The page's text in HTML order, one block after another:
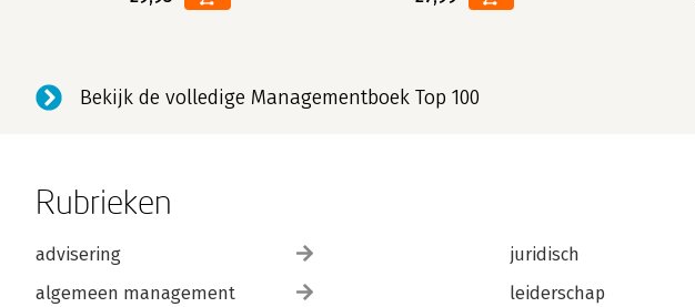
Bekijk de volledige Managementboek Top 100
Rubrieken
advisering
algemeen management
juridisch
leiderschap